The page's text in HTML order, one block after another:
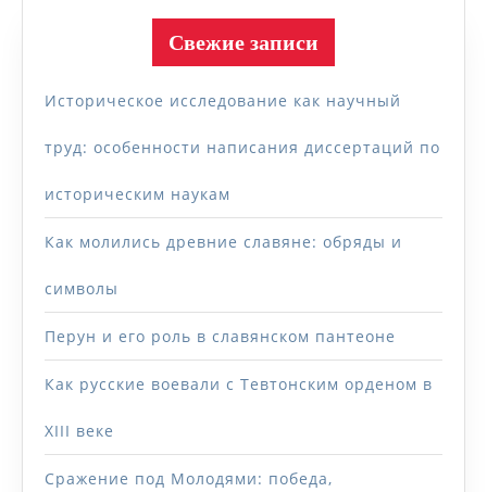
Свежие записи
Историческое исследование как научный
труд: особенности написания диссертаций по
историческим наукам
Как молились древние славяне: обряды и
символы
Перун и его роль в славянском пантеоне
Как русские воевали с Тевтонским орденом в
XIII веке
Сражение под Молодями: победа,